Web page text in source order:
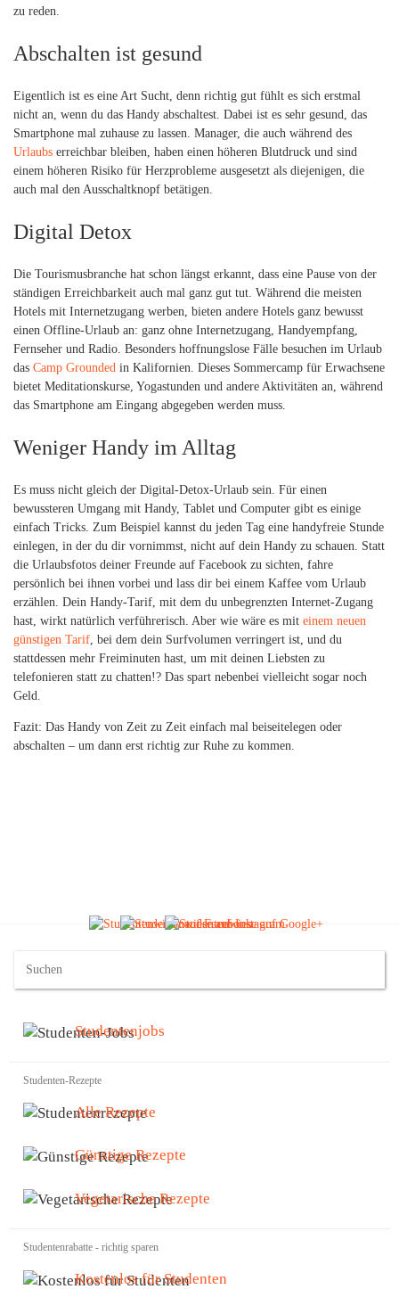
zu reden.
Abschalten ist gesund
Eigentlich ist es eine Art Sucht, denn richtig gut fühlt es sich erstmal
nicht an, wenn du das Handy abschaltest. Dabei ist es sehr gesund, das
Smartphone mal zuhause zu lassen. Manager, die auch während des
Urlaubs erreichbar bleiben, haben einen höheren Blutdruck und sind
einem höheren Risiko für Herzprobleme ausgesetzt als diejenigen, die
auch mal den Ausschaltknopf betätigen.
Digital Detox
Die Tourismusbranche hat schon längst erkannt, dass eine Pause von der
ständigen Erreichbarkeit auch mal ganz gut tut. Während die meisten
Hotels mit Internetzugang werben, bieten andere Hotels ganz bewusst
einen Offline-Urlaub an: ganz ohne Internetzugang, Handyempfang,
Fernseher und Radio. Besonders hoffnungslose Fälle besuchen im Urlaub
das Camp Grounded in Kalifornien. Dieses Sommercamp für Erwachsene
bietet Meditationskurse, Yogastunden und andere Aktivitäten an, während
das Smartphone am Eingang abgegeben werden muss.
Weniger Handy im Alltag
Es muss nicht gleich der Digital-Detox-Urlaub sein. Für einen
bewussteren Umgang mit Handy, Tablet und Computer gibt es einige
einfach Tricks. Zum Beispiel kannst du jeden Tag eine handyfreie Stunde
einlegen, in der du dir vornimmst, nicht auf dein Handy zu schauen. Statt
die Urlaubsfotos deiner Freunde auf Facebook zu sichten, fahre
persönlich bei ihnen vorbei und lass dir bei einem Kaffee vom Urlaub
erzählen. Dein Handy-Tarif, mit dem du unbegrenzten Internet-Zugang
hast, wirkt natürlich verführerisch. Aber wie wäre es mit einem neuen
günstigen Tarif , bei dem dein Surfvolumen verringert ist, und du
stattdessen mehr Freiminuten hast, um mit deinen Liebsten zu
telefonieren statt zu chatten!? Das spart nebenbei vielleicht sogar noch
Geld.
Fazit: Das Handy von Zeit zu Zeit einfach mal beiseitelegen oder
abschalten – um dann erst richtig zur Ruhe zu kommen.
Studentenjobs
Studenten-Rezepte
Alle Rezepte
Günstige Rezepte
Vegetarische Rezepte
Studentenrabatte - richtig sparen
Kostenlos für Studenten